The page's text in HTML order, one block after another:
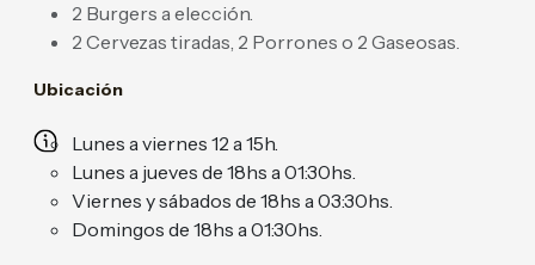
2 Burgers a elección.
2 Cervezas tiradas, 2 Porrones o 2 Gaseosas.
Ubicación
Lunes a viernes 12 a 15h.
Lunes a jueves de 18hs a 01:30hs.
Viernes y sábados de 18hs a 03:30hs.
Domingos de 18hs a 01:30hs.